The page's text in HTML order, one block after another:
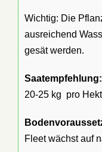
Wichtig: Die
ausreichend
gesät werden.
Saatempfehlung:
20-25 kg pro
Fleet wächst auf